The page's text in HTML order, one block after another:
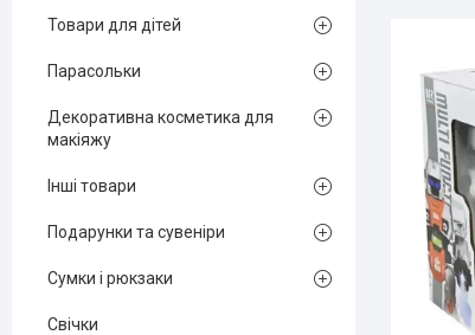
Товари для дітей
Парасольки
Декоративна косметика для
макіяжу
Інші товари
Подарунки та сувеніри
Сумки і рюкзаки
Свічки